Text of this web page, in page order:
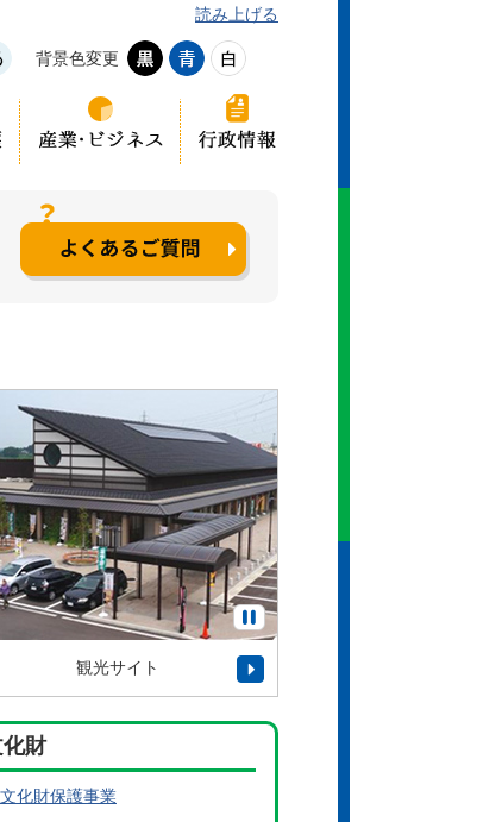
背景色変更
読み上げる
観光サイト
財
文化財保護事業